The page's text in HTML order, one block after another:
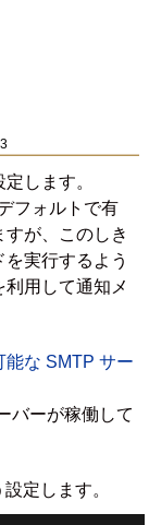
します。
フォルトで有
が、このしき
実行するよう
用して通知メ
能な SMTP サー
バーが稼働して
定します。